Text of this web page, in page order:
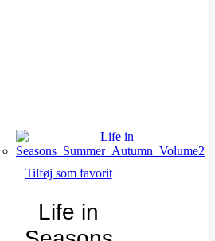
Tilføj som favorit
Life in